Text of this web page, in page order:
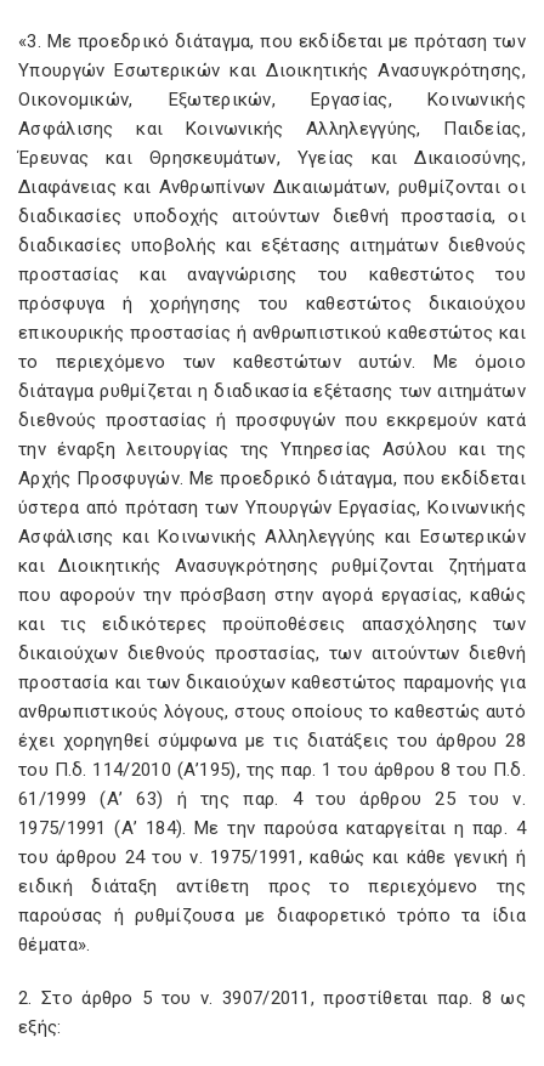
«3. Με προεδρικό διάταγμα, που εκδίδεται με πρόταση των
Υπουργών Εσωτερικών και Διοικητικής Ανασυγκρότησης,
Οικονομικών, Εξωτερικών, Εργασίας, Κοινωνικής
Ασφάλισης και Κοινωνικής Αλληλεγγύης, Παιδείας,
Έρευνας και Θρησκευμάτων, Υγείας και Δικαιοσύνης,
Διαφάνειας και Ανθρωπίνων Δικαιωμάτων, ρυθμίζονται οι
διαδικασίες υποδοχής αιτούντων διεθνή προστασία, οι
διαδικασίες υποβολής και εξέτασης αιτημάτων διεθνούς
προστασίας και αναγνώρισης του καθεστώτος του
πρόσφυγα ή χορήγησης του καθεστώτος δικαιούχου
επικουρικής προστασίας ή ανθρωπιστικού καθεστώτος και
το περιεχόμενο των καθεστώτων αυτών. Με όμοιο
διάταγμα ρυθμίζεται η διαδικασία εξέτασης των αιτημάτων
διεθνούς προστασίας ή προσφυγών που εκκρεμούν κατά
την έναρξη λειτουργίας της Υπηρεσίας Ασύλου και της
Αρχής Προσφυγών. Με προεδρικό διάταγμα, που εκδίδεται
ύστερα από πρόταση των Υπουργών Εργασίας, Κοινωνικής
Ασφάλισης και Κοινωνικής Αλληλεγγύης και Εσωτερικών
και Διοικητικής Ανασυγκρότησης ρυθμίζονται ζητήματα
που αφορούν την πρόσβαση στην αγορά εργασίας, καθώς
και τις ειδικότερες προϋποθέσεις απασχόλησης των
δικαιούχων διεθνούς προστασίας, των αιτούντων διεθνή
προστασία και των δικαιούχων καθεστώτος παραμονής για
ανθρωπιστικούς λόγους, στους οποίους το καθεστώς αυτό
έχει χορηγηθεί σύμφωνα με τις διατάξεις του άρθρου 28
του Π.δ. 114/2010 (Α’195), της παρ. 1 του άρθρου 8 του Π.δ.
61/1999 (Α’ 63) ή της παρ. 4 του άρθρου 25 του ν.
1975/1991 (Α’ 184). Με την παρούσα καταργείται η παρ. 4
του άρθρου 24 του ν. 1975/1991, καθώς και κάθε γενική ή
ειδική διάταξη αντίθετη προς το περιεχόμενο της
παρούσας ή ρυθμίζουσα με διαφορετικό τρόπο τα ίδια
θέματα».
2. Στο άρθρο 5 του ν. 3907/2011, προστίθεται παρ. 8 ως
εξής: